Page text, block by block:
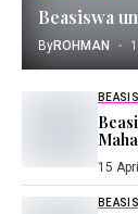
Beasiswa
ByROHMAN
15